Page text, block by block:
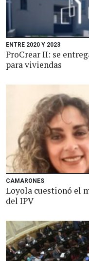
ENTRE 2020 Y 2023
ProCrear II: se
para viviendas
CAMARONES
Loyola cuestionó el
del IPV